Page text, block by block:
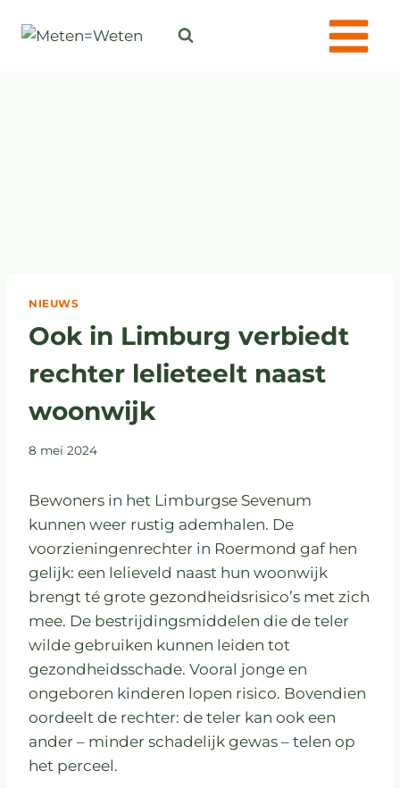
NIEUWS
Ook in Limburg verbiedt
rechter lelieteelt naast
woonwijk
8 mei 2024
Bewoners in het Limburgse Sevenum
kunnen weer rustig ademhalen. De
voorzieningenrechter in Roermond gaf hen
gelijk: een lelieveld naast hun woonwijk
brengt té grote gezondheidsrisico’s met zich
mee. De bestrijdingsmiddelen die de teler
wilde gebruiken kunnen leiden tot
gezondheidsschade. Vooral jonge en
ongeboren kinderen lopen risico. Bovendien
oordeelt de rechter: de teler kan ook een
ander – minder schadelijk gewas – telen op
het perceel.